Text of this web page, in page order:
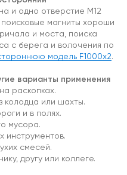
и одно отверстие М12
магниты хороши
и моста, поиска
с берега и волочения по
модель F1000x2.
варианты применения
раскопках.
колодца или шахты.
и в полях.
мусора.
инструментов.
смесей.
другу или коллеге.